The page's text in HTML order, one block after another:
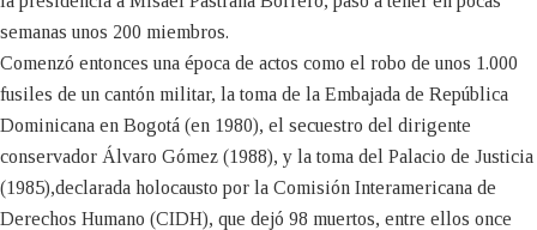
semanas unos 200 miembros.
Comenzó entonces una época de actos como el robo de unos 1.000
fusiles de un cantón militar, la toma de la Embajada de República
Dominicana en Bogotá (en 1980), el secuestro del dirigente
conservador Álvaro Gómez (1988), y la toma del Palacio de Justicia
(1985),declarada holocausto por la Comisión Interamericana de
Derechos Humano (CIDH), que dejó 98 muertos, entre ellos once